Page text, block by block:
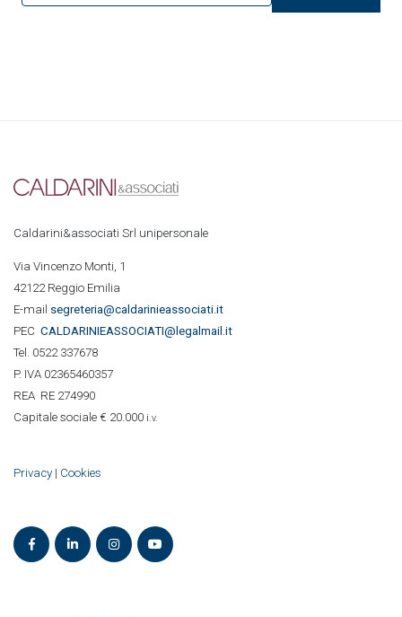
Caldarini&associati Srl unipersonale
Via Vincenzo Monti, 1
42122 Reggio Emilia
E-mail segreteria@caldarinieassociati.it
PEC CALDARINIEASSOCIATI@legalmail.it
Tel. 0522 337678
P. IVA 02365460357
REA RE 274990
Capitale sociale € 20.000 i.v.
Privacy | Cookies